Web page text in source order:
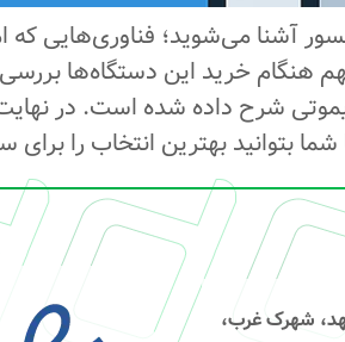
آشنا می‌شوید؛ فناوری‌هایی
مهم هنگام خرید این دستگاه‌ها
بتوانید بهترین انتخاب را برای
شهرک غرب،